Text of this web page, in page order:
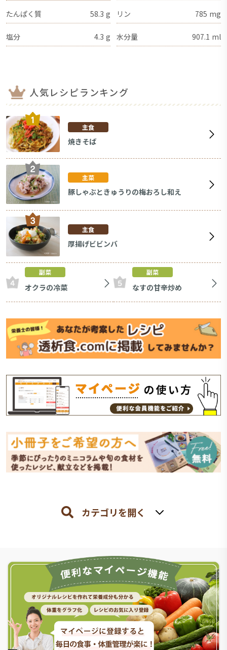
たんぱく質 58.3 g リン 785 mg
塩分 4.3 g 水分量 907.1 ml
人気レシピランキング
主食
焼きそば
主菜
豚しゃぶときゅうりの梅おろし和え
主食
厚揚げビビンバ
副菜
オクラの冷菜
副菜
なすの甘辛炒め
カテゴリを開く